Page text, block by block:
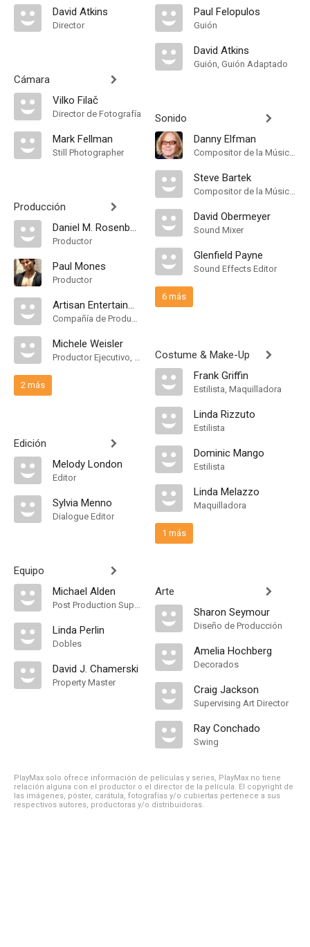
David Atkins
Director
Cámara
Vilko Filač
Director de Fotografía
Mark Fellman
Still Photographer
Producción
Daniel M. Rosenberg
Productor
Paul Mones
Productor
Artisan Entertainment
Compañía de Produccion
Michele Weisler
Productor Ejecutivo, Unidad de Producción
2 más
Edición
Melody London
Editor
Sylvia Menno
Dialogue Editor
Equipo
Michael Alden
Post Production Supervisor
Linda Perlin
Dobles
David J. Chamerski
Property Master
Paul Felopulos
Guión
David Atkins
Guión, Guión Adaptado
Sonido
Danny Elfman
Compositor de la Música Original
Steve Bartek
Compositor de la Música Original
David Obermeyer
Sound Mixer
Glenfield Payne
Sound Effects Editor
6 más
Costume & Make-Up
Frank Griffin
Estilista, Maquilladora
Linda Rizzuto
Estilista
Dominic Mango
Estilista
Linda Melazzo
Maquilladora
1 más
Arte
Sharon Seymour
Diseño de Producción
Amelia Hochberg
Decorados
Craig Jackson
Supervising Art Director
Ray Conchado
Swing
PlayMax solo ofrece información de películas y series, PlayMax no tiene
relación alguna con el productor o el director de la película. El copyright de
las imágenes, póster, carátula, fotografías y/o cubiertas pertenece a sus
respectivos autores, productoras y/o distribuidoras.